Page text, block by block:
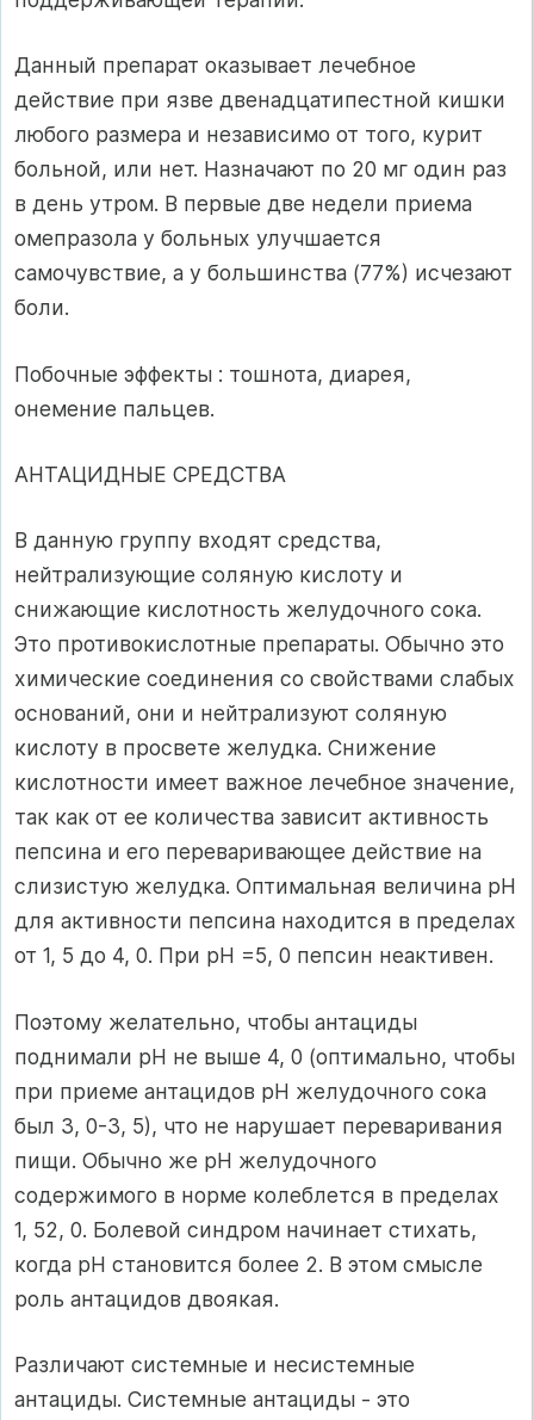
Данный препарат оказывает лечебное
действие при язве двенадцатипестной кишки
любого размера и независимо от того, курит
больной, или нет. Назначают по 20 мг один раз
в день утром. В первые две недели приема
омепразола у больных улучшается
самочувствие, а у большинства (77%) исчезают
боли.
Побочные эффекты : тошнота, диарея,
онемение пальцев.
АНТАЦИДНЫЕ СРЕДСТВА
В данную группу входят средства,
нейтрализующие соляную кислоту и
снижающие кислотность желудочного сока.
Это противокислотные препараты. Обычно это
химические соединения со свойствами слабых
оснований, они и нейтрализуют соляную
кислоту в просвете желудка. Снижение
кислотности имеет важное лечебное значение,
так как от ее количества зависит активность
пепсина и его переваривающее действие на
слизистую желудка. Оптимальная величина рН
для активности пепсина находится в пределах
от 1, 5 до 4, 0. При рН =5, 0 пепсин неактивен.
Поэтому желательно, чтобы антациды
поднимали рН не выше 4, 0 (оптимально, чтобы
при приеме антацидов рН желудочного сока
был 3, 0-3, 5), что не нарушает переваривания
пищи. Обычно же рН желудочного
содержимого в норме колеблется в пределах
1, 52, 0. Болевой синдром начинает стихать,
когда рН становится более 2. В этом смысле
роль антацидов двоякая.
Различают системные и несистемные
антациды. Системные антациды - это